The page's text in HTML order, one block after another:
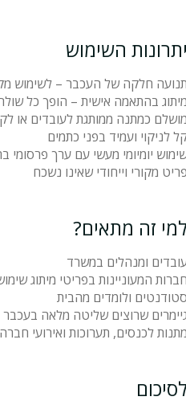
השימוש
חלקה של העכבר – לשימוש
בהתאמה אישית – הופך כל
כמתנה ממותגת לעובדים או
לניקוי ועמיד בפני כתמים
יומיומי מעשי עם ערך פרסומי
מקורי וייחודי שאינו נשכח
זה מתאים?
ומנהלים במשרד
המעוניינות בפריטי מיתוג
ולומדים מהבית
שרוצים שליטה מלאה בעכבר
לכנסים, תערוכות ואירועי חברה